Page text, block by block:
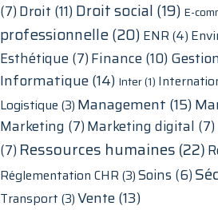
(7)Droit (11)Droit social (19) E-
professionnelle(20) ENR (4)
Esthétique (7)Finance (10)
Informatique(14) Inter(1)
Logistique (3) Management (15)
Marketing (7)Marketing digital (7)
(7) Ressources humaines (22)
Réglementation CHR (3)Soins (6)
Transport (3)Vente(13)